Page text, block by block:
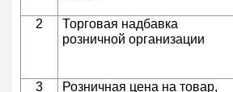
2
Торговая надбавка
розничной организации
3
Розничная цена на товар,